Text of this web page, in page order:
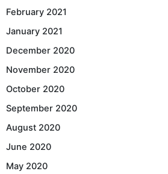
February 2021
January 2021
December 2020
November 2020
October 2020
September 2020
August 2020
June 2020
May 2020